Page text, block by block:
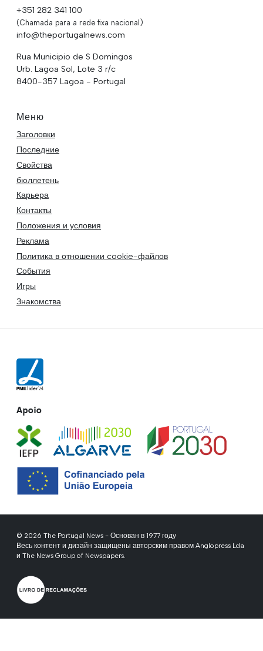
+351 282 341 100
(Chamada para a rede fixa nacional)
info@theportugalnews.com
Rua Municipio de S Domingos
Urb. Lagoa Sol, Lote 3 r/c
8400-357 Lagoa - Portugal
Меню
Заголовки
Последние
Свойства
бюллетень
Карьера
Контакты
Положения и условия
Реклама
Политика в отношении cookie-файлов
События
Игры
Знакомства
Apoio
© 2026 The Portugal News - Основан в 1977 году
Весь контент и дизайн защищены авторским правом Anglopress Lda
и The News Group of Newspapers.